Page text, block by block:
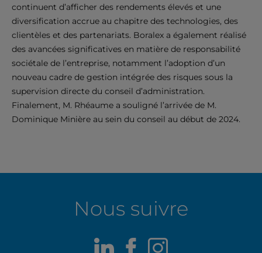
continuent d’afficher des rendements élevés et une
diversification accrue au chapitre des technologies, des
clientèles et des partenariats. Boralex a également réalisé
des avancées significatives en matière de responsabilité
sociétale de l’entreprise, notamment l’adoption d’un
nouveau cadre de gestion intégrée des risques sous la
supervision directe du conseil d’administration.
Finalement, M. Rhéaume a souligné l’arrivée de M.
Dominique Minière au sein du conseil au début de 2024.
Nous suivre